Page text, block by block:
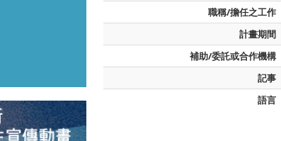
職稱/擔任之工作
計畫期間
補助/委託或合作機構
記事
語言